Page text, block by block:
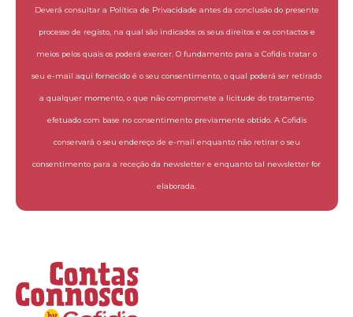
Deverá consultar a Política de Privacidade antes da conclusão do presente
processo de registo, na qual são indicados os seus direitos e os contactos e
meios pelos quais os poderá exercer. O fundamento para a Cofidis tratar o
seu e-mail aqui fornecido é o seu consentimento, o qual poderá ser retirado
a qualquer momento, o que não compromete a licitude do tratamento
efetuado com base no consentimento previamente obtido. A Cofidis
conservará o seu endereço de e-mail enquanto não retirar o seu
consentimento para a receção da newsletter e enquanto tal newsletter for
elaborada.